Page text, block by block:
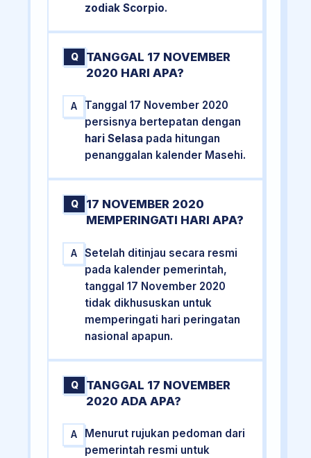
zodiak Scorpio.
Q
TANGGAL 17 NOVEMBER
2020 HARI APA?
A
Tanggal 17 November 2020
persisnya bertepatan dengan
hari Selasa pada hitungan
penanggalan kalender Masehi.
Q
17 NOVEMBER 2020
MEMPERINGATI HARI APA?
A
Setelah ditinjau secara resmi
pada kalender pemerintah,
tanggal 17 November 2020
tidak dikhususkan untuk
memperingati hari peringatan
nasional apapun.
Q
TANGGAL 17 NOVEMBER
2020 ADA APA?
A
Menurut rujukan pedoman dari
pemerintah resmi untuk